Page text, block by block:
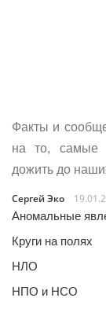
Факты и
на то, самые
дожить до
Сергей Эко
Аномальные
Круги на полях
НЛО
НПО и НСО